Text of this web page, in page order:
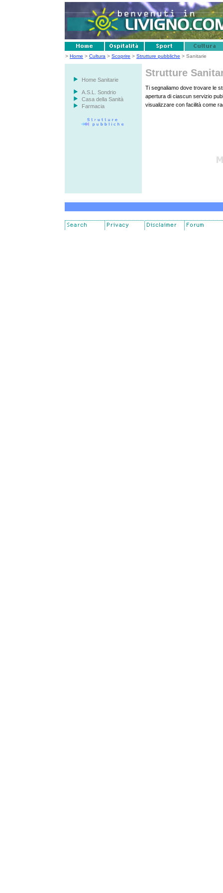
> Home > Cultura > Scoprire > Strutture pubbliche > Sanitarie
Home Sanitarie
A.S.L. Sondrio
Casa della Sanità
Farmacia
Strutture
Ti segnaliamo dove trovare le
apertura di ciascun servizio
visualizzare con facilità come